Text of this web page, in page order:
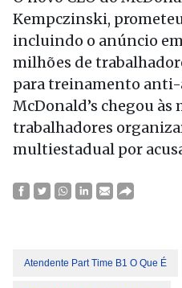
Kempczinski,
incluindo o anúncio
milhões de
para treinamento anti-
McDonald’s chegou às
trabalhadores
multiestadual por
Atendente Part Time B1 O Que É